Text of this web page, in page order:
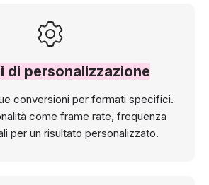
di personalizzazione
conversioni per formati specifici.
come frame rate, frequenza
per un risultato personalizzato.